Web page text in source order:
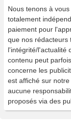
Nous tenons à
totalement
paiement pour
que nos rédacteurs
l'intégrité/l'actualité
contenu peut
concerne les
est affiché sur
aucune
proposés via des